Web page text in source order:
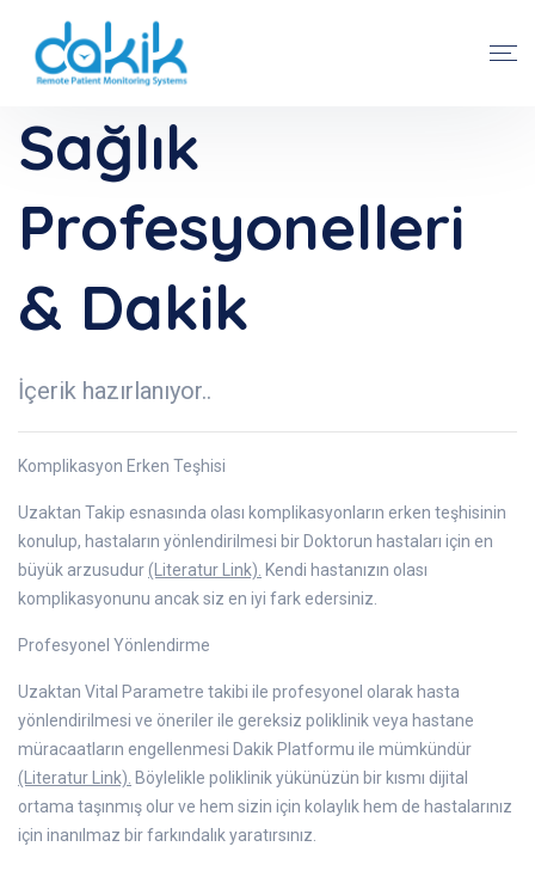
Sağlık
Profesyonelleri
& Dakik
İçerik hazırlanıyor..
Komplikasyon Erken Teşhisi
Uzaktan Takip esnasında olası komplikasyonların erken teşhisinin
konulup, hastaların yönlendirilmesi bir Doktorun hastaları için en
büyük arzusudur(Literatur Link). Kendi hastanızın olası
komplikasyonunu ancak siz en iyi fark edersiniz.
Profesyonel Yönlendirme
Uzaktan Vital Parametre takibi ile profesyonel olarak hasta
yönlendirilmesi ve öneriler ile gereksiz poliklinik veya hastane
müracaatların engellenmesi Dakik Platformu ile mümkündür
(Literatur Link). Böylelikle poliklinik yükünüzün bir kısmı dijital
ortama taşınmış olur ve hem sizin için kolaylık hem de hastalarınız
için inanılmaz bir farkındalık yaratırsınız.